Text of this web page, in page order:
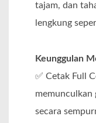
tajam, dan
lengkung
Keunggulan
✅ Cetak Full
memunculkan
secara